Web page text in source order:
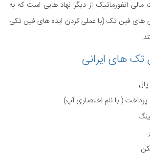
انفورماتیک از دیگر نهاد هایی است که به
های فین تک (با عملی کردن ایده های فین تکی
تک های ایرانی
( با نام اختصاری آپ)